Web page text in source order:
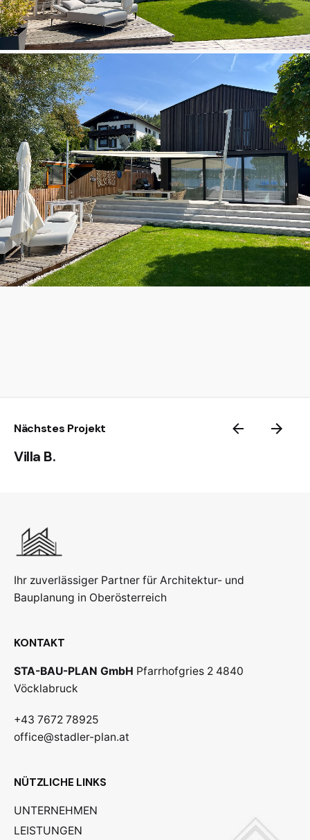
Nächstes Projekt
Villa B.
Ihr zuverlässiger Partner für Architektur- und
Bauplanung in Oberösterreich
KONTAKT
STA-BAU-PLAN GmbH Pfarrhofgries 2 4840
Vöcklabruck
+43 7672 78925
office@stadler-plan.at
NÜTZLICHE LINKS
UNTERNEHMEN
LEISTUNGEN